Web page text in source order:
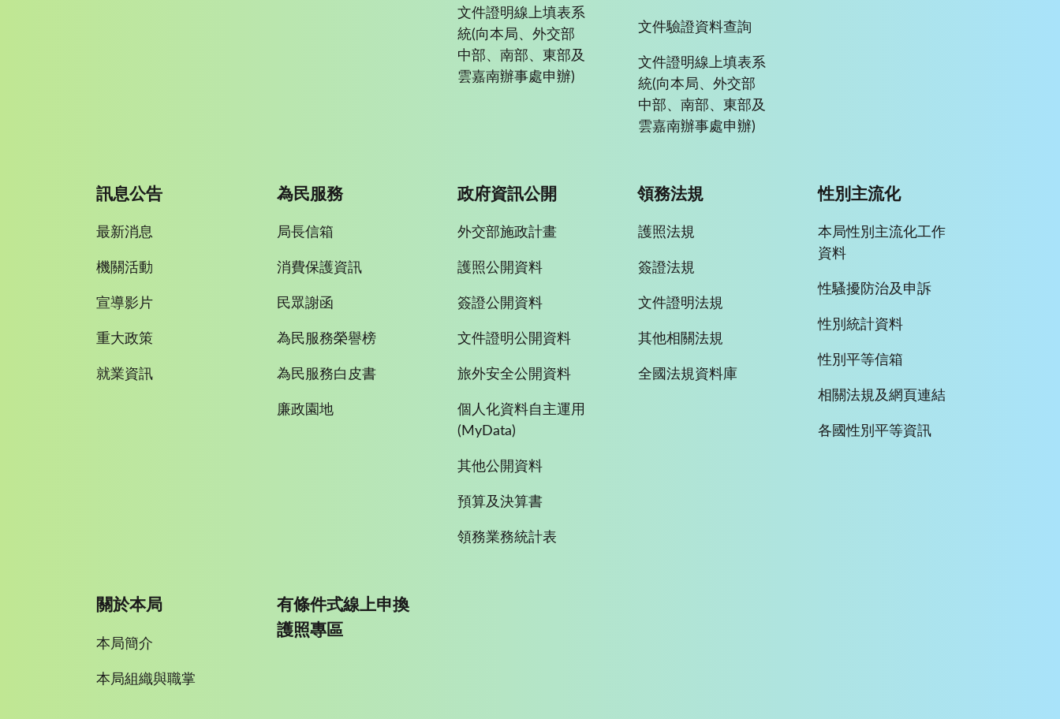
文件證明線上填表系
統(向本局、外交部
中部、南部、東部及
雲嘉南辦事處申辦)
文件驗證資料查詢
文件證明線上填表系
統(向本局、外交部
中部、南部、東部及
雲嘉南辦事處申辦)
訊息公告
最新消息
機關活動
宣導影片
重大政策
就業資訊
為民服務
局長信箱
消費保護資訊
民眾謝函
為民服務榮譽榜
為民服務白皮書
廉政園地
政府資訊公開
外交部施政計畫
護照公開資料
簽證公開資料
文件證明公開資料
旅外安全公開資料
個人化資料自主運用
(MyData)
其他公開資料
預算及決算書
領務業務統計表
領務法規
護照法規
簽證法規
文件證明法規
其他相關法規
全國法規資料庫
性別主流化
本局性別主流化工作
資料
性騷擾防治及申訴
性別統計資料
性別平等信箱
相關法規及網頁連結
各國性別平等資訊
關於本局
本局簡介
本局組織與職掌
有條件式線上申換
護照專區